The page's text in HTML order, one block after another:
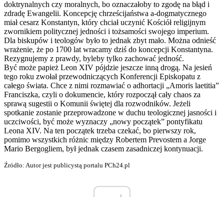
doktrynalnych czy moralnych, bo oznaczałoby to zgodę na błąd i
zdradę Ewangelii. Koncepcję chrześcijaństwa a-dogmatycznego
miał cesarz Konstantyn, który chciał uczynić Kościół religijnym
zwornikiem politycznej jedności i tożsamości swojego imperium.
Dla biskupów i teologów było to jednak zbyt mało. Można odnieść
wrażenie, że po 1700 lat wracamy dziś do koncepcji Konstantyna.
Rezygnujemy z prawdy, byleby tylko zachować jedność.
Być może papież Leon XIV pójdzie jeszcze inną drogą. Na jesień
tego roku zwołał przewodniczących Konferencji Episkopatu z
całego świata. Chce z nimi rozmawiać o adhortacji „Amoris laetitia”
Franciszka, czyli o dokumencie, który rozpoczął cały chaos za
sprawą sugestii o Komunii świętej dla rozwodników. Jeżeli
spotkanie zostanie przeprowadzone w duchu teologicznej jasności i
uczciwości, być może wyznaczy „nowy początek” pontyfikatu
Leona XIV. Na ten początek trzeba czekać, bo pierwszy rok,
pomimo wszystkich różnic między Robertem Prevostem a Jorge
Mario Bergogliem, był jednak czasem zasadniczej kontynuacji.
Źródło: Autor jest publicystą portalu PCh24.pl